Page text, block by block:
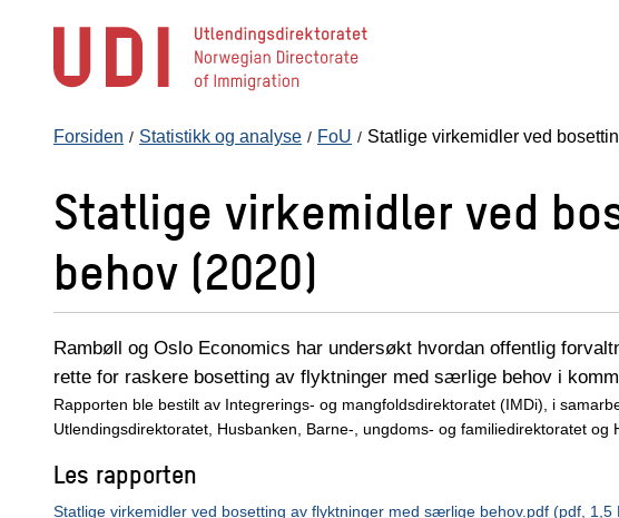
Forsiden Statistikk og analyse FoU Statlige virkemidler ved
Statlige virkemidler ved
behov (2020)
Rambøll og Oslo Economics har undersøkt hvordan offentlig
rette for raskere bosetting av flyktninger med særlige behov i
Rapporten ble bestilt av Integrerings- og mangfoldsdirektoratet (IMDi), i
Utlendingsdirektoratet, Husbanken, Barne-, ungdoms- og familiedirektoratet og
Les rapporten
Statlige virkemidler ved bosetting av flyktninger med særlige behov.pdf (pdf, 1,5